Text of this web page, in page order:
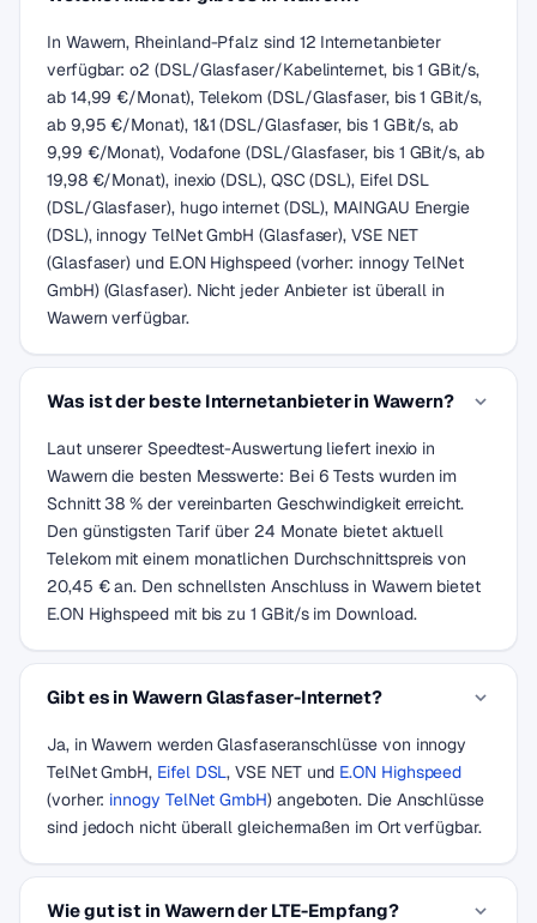
In Wawern, Rheinland-Pfalz sind 12 Internetanbieter
verfügbar: o2 (DSL/Glasfaser/Kabelinternet, bis 1 GBit/s,
ab 14,99 €/Monat), Telekom (DSL/Glasfaser, bis 1 GBit/s,
ab 9,95 €/Monat), 1&1 (DSL/Glasfaser, bis 1 GBit/s, ab
9,99 €/Monat), Vodafone (DSL/Glasfaser, bis 1 GBit/s, ab
19,98 €/Monat), inexio (DSL), QSC (DSL), Eifel DSL
(DSL/Glasfaser), hugo internet (DSL), MAINGAU Energie
(DSL), innogy TelNet GmbH (Glasfaser), VSE NET
(Glasfaser) und E.ON Highspeed (vorher: innogy TelNet
GmbH) (Glasfaser). Nicht jeder Anbieter ist überall in
Wawern verfügbar.
Was ist der beste Internetanbieter in Wawern?
Laut unserer Speedtest-Auswertung liefert inexio in
Wawern die besten Messwerte: Bei 6 Tests wurden im
Schnitt 38 % der vereinbarten Geschwindigkeit erreicht.
Den günstigsten Tarif über 24 Monate bietet aktuell
Telekom mit einem monatlichen Durchschnittspreis von
20,45 € an. Den schnellsten Anschluss in Wawern bietet
E.ON Highspeed mit bis zu 1 GBit/s im Download.
Gibt es in Wawern Glasfaser-Internet?
Ja, in Wawern werden Glasfaseranschlüsse von innogy
TelNet GmbH, Eifel DSL, VSE NET und E.ON Highspeed
(vorher: innogy TelNet GmbH) angeboten. Die Anschlüsse
sind jedoch nicht überall gleichermaßen im Ort verfügbar.
Wie gut ist in Wawern der LTE-Empfang?